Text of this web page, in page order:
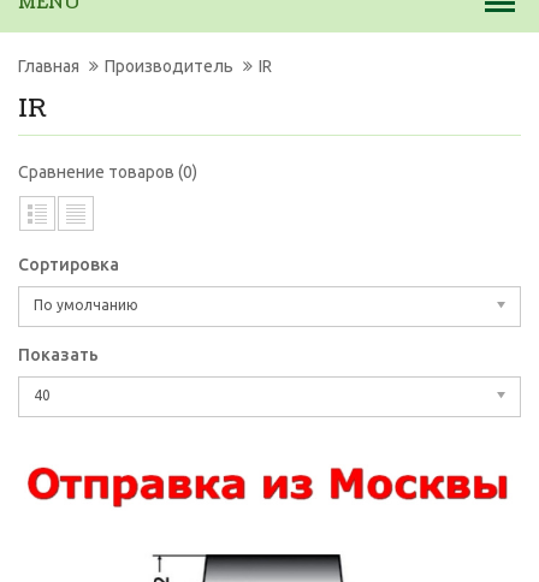
IR
Главная Производитель IR
Сравнение товаров (0)
Сортировка
По умолчанию
Показать
40